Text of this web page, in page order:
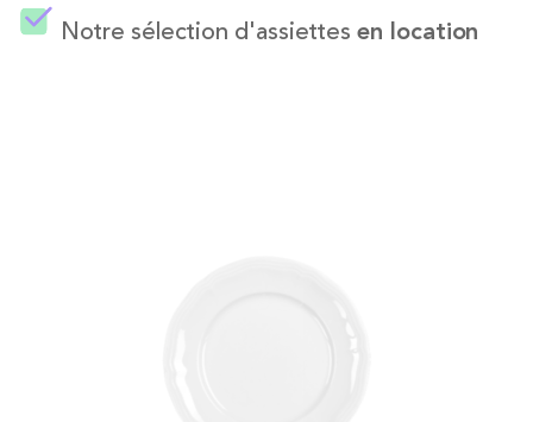
Notre sélection d'assiettesen location